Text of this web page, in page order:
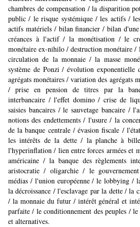
chambres de compensation / la disparition
public / le risque systémique / les actifs /
actifs matériels / bilan financier / bilan
créances à l'actif / la monétisation / le
monétaire ex-nihilo / destruction monétaire /
circulation de la monnaie / la masse
système de Ponzi / évolution exponentielle
agrégats monétaires / variation des agrégats
/ prise en pension de titres par la
interbancaire / l'effet domino / crise de
saisies bancaires / le sauvetage bancaire /
notions des endettements / l'usure / la
de la banque centrale / évasion fiscale /
les intérêts de la dette / la planche à
l'hyperinflation / lien entre forces armées et
américaine / la banque des règlements
aristocratie / oligarchie / le
médias / l'union européenne / le lobbying /
la décroissance / l'esclavage par la dette / la
/ la monnaie du futur / intérêt général et
parfaite / le conditionnement des peuples /
et alternatives.